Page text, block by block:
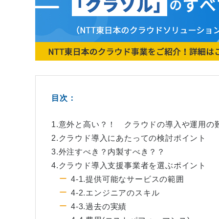
目次：
1.意外と高い？！ クラウドの導入や運用の
2.クラウド導入にあたっての検討ポイント
3.外注すべき？内製すべき？？
4.クラウド導入支援事業者を選ぶポイント
4-1.提供可能なサービスの範囲
4-2.エンジニアのスキル
4-3.過去の実績